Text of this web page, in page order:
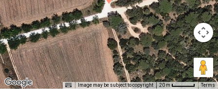
Image may be subject to copyright 20 m Terms